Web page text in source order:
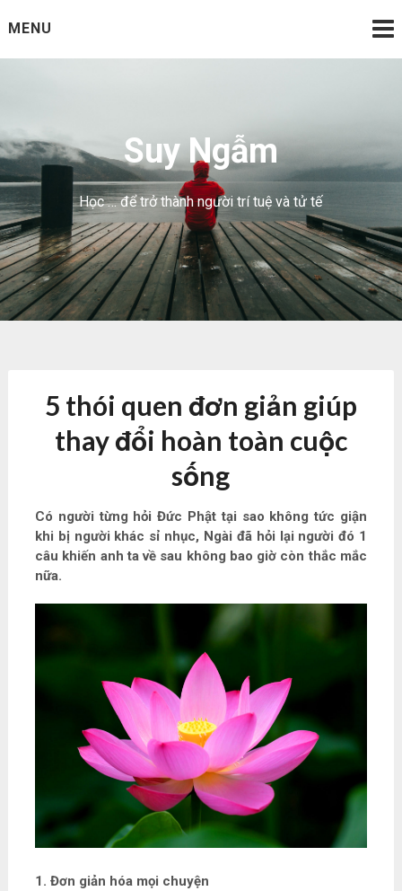
toMENU
Suy Ngẫm
Học … để trở thành người trí tuệ và tử tế
5 thói quen đơn giản giúp
thay đổi hoàn toàn cuộc
sống
Có người từng hỏi Đức Phật tại sao không tức giận
khi bị người khác sỉ nhục, Ngài đã hỏi lại người đó 1
câu khiến anh ta về sau không bao giờ còn thắc mắc
nữa.
1. Đơn giản hóa mọi chuyện